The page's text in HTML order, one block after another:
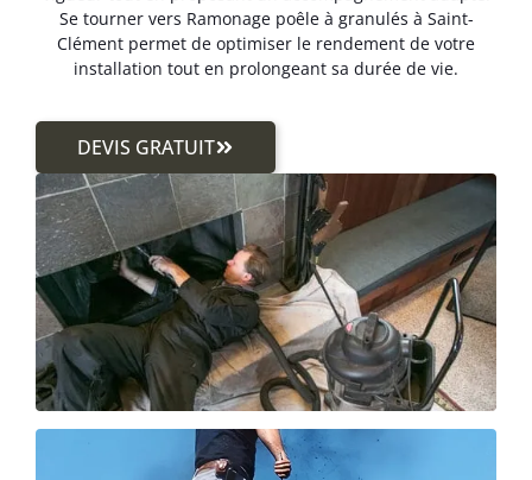
Se tourner vers Ramonage poêle à granulés à Saint-
Clément permet de optimiser le rendement de votre
installation tout en prolongeant sa durée de vie.
DEVIS GRATUIT